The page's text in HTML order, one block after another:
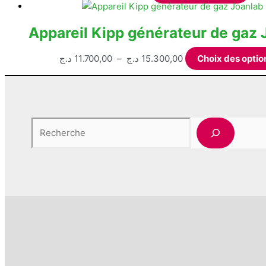
Appareil Kipp générateur de gaz
11.700,00 د.ج – 15.300,00 د.ج
Plage
de
à
15.300,00 د.ج
Choix des